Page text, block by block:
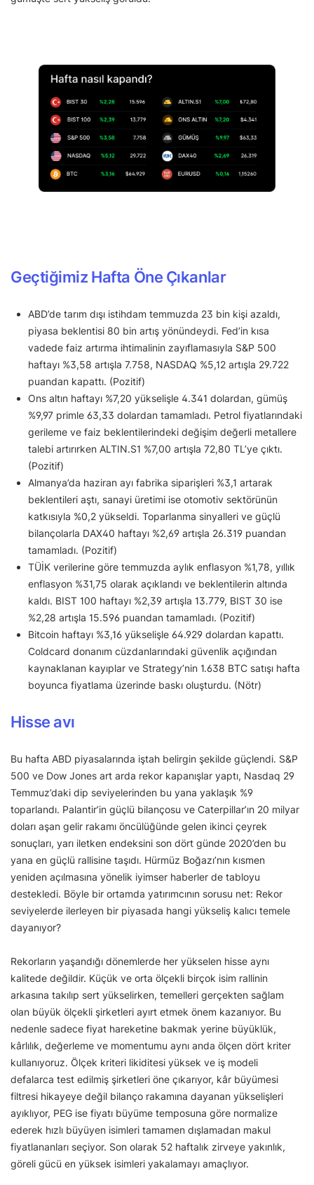
Geçtiğimiz Hafta Öne Çıkanlar
ABD’de tarım dışı istihdam temmuzda 23 bin kişi azaldı,
piyasa beklentisi 80 bin artış yönündeydi. Fed’in kısa
vadede faiz artırma ihtimalinin zayıflamasıyla S&P 500
haftayı %3,58 artışla 7.758, NASDAQ %5,12 artışla 29.722
puandan kapattı. (Pozitif)
Ons altın haftayı %7,20 yükselişle 4.341 dolardan, gümüş
%9,97 primle 63,33 dolardan tamamladı. Petrol fiyatlarındaki
gerileme ve faiz beklentilerindeki değişim değerli metallere
talebi artırırken ALTIN.S1 %7,00 artışla 72,80 TL’ye çıktı.
(Pozitif)
Almanya’da haziran ayı fabrika siparişleri %3,1 artarak
beklentileri aştı, sanayi üretimi ise otomotiv sektörünün
katkısıyla %0,2 yükseldi. Toparlanma sinyalleri ve güçlü
bilançolarla DAX40 haftayı %2,69 artışla 26.319 puandan
tamamladı. (Pozitif)
TÜİK verilerine göre temmuzda aylık enflasyon %1,78, yıllık
enflasyon %31,75 olarak açıklandı ve beklentilerin altında
kaldı. BIST 100 haftayı %2,39 artışla 13.779, BIST 30 ise
%2,28 artışla 15.596 puandan tamamladı. (Pozitif)
Bitcoin haftayı %3,16 yükselişle 64.929 dolardan kapattı.
Coldcard donanım cüzdanlarındaki güvenlik açığından
kaynaklanan kayıplar ve Strategy’nin 1.638 BTC satışı hafta
boyunca fiyatlama üzerinde baskı oluşturdu. (Nötr)
Hisse avı
Bu hafta ABD piyasalarında iştah belirgin şekilde güçlendi. S&P
500 ve Dow Jones art arda rekor kapanışlar yaptı, Nasdaq 29
Temmuz’daki dip seviyelerinden bu yana yaklaşık %9
toparlandı. Palantir’in güçlü bilançosu ve Caterpillar’ın 20 milyar
doları aşan gelir rakamı öncülüğünde gelen ikinci çeyrek
sonuçları, yarı iletken endeksini son dört günde 2020’den bu
yana en güçlü rallisine taşıdı. Hürmüz Boğazı’nın kısmen
yeniden açılmasına yönelik iyimser haberler de tabloyu
destekledi. Böyle bir ortamda yatırımcının sorusu net: Rekor
seviyelerde ilerleyen bir piyasada hangi yükseliş kalıcı temele
dayanıyor?
Rekorların yaşandığı dönemlerde her yükselen hisse aynı
kalitede değildir. Küçük ve orta ölçekli birçok isim rallinin
arkasına takılıp sert yükselirken, temelleri gerçekten sağlam
olan büyük ölçekli şirketleri ayırt etmek önem kazanıyor. Bu
nedenle sadece fiyat hareketine bakmak yerine büyüklük,
kârlılık, değerleme ve momentumu aynı anda ölçen dört kriter
kullanıyoruz. Ölçek kriteri likiditesi yüksek ve iş modeli
defalarca test edilmiş şirketleri öne çıkarıyor, kâr büyümesi
filtresi hikayeye değil bilanço rakamına dayanan yükselişleri
ayıklıyor, PEG ise fiyatı büyüme temposuna göre normalize
ederek hızlı büyüyen isimleri tamamen dışlamadan makul
fiyatlananları seçiyor. Son olarak 52 haftalık zirveye yakınlık,
göreli gücü en yüksek isimleri yakalamayı amaçlıyor.